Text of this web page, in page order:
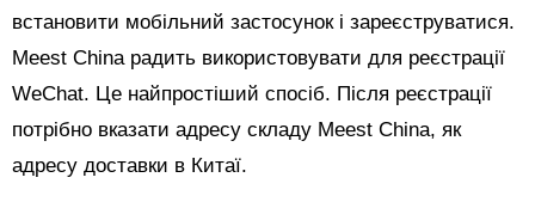
встановити мобільний застосунок і зареєструватися.
Meest China радить використовувати для реєстрації
WeChat. Це найпростіший спосіб. Після реєстрації
потрібно вказати адресу складу Meest China, як
адресу доставки в Китаї.